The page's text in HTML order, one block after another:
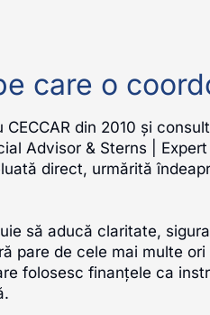
care o
din 2010 și
Advisor & Sterns |
direct, urmărită
să aducă claritate,
pare de cele mai multe
folosesc finanțele ca